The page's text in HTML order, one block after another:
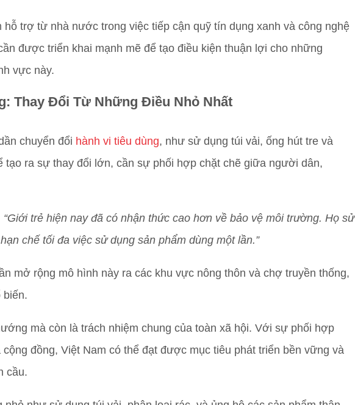
hỗ trợ từ nhà nước trong việc tiếp cận quỹ tín dụng xanh và công nghệ
được triển khai mạnh mẽ để tạo điều kiện thuận lợi cho những
vực này.
Thay Đổi Từ Những Điều Nhỏ Nhất
chuyển đổi hành vi tiêu dùng, như sử dụng túi vải, ống hút tre và
tạo ra sự thay đổi lớn, cần sự phối hợp chặt chẽ giữa người dân,
“Giới trẻ hiện nay đã có nhận thức cao hơn về bảo vệ môi trường. Họ sử
chế tối đa việc sử dụng sản phẩm dùng một lần.”
mở rộng mô hình này ra các khu vực nông thôn và chợ truyền thống,
biến.
mà còn là trách nhiệm chung của toàn xã hội. Với sự phối hợp
đồng, Việt Nam có thể đạt được mục tiêu phát triển bền vững và
cầu.